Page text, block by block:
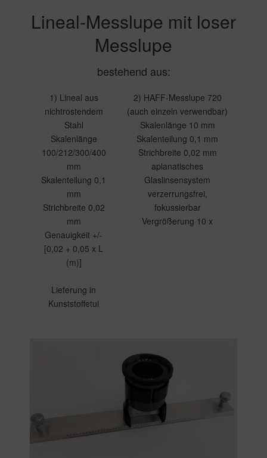
Lineal-Messlupe mit loser
Messlupe
bestehend aus:
1) Lineal aus
nichtrostendem
Stahl
Skalenlänge
100/212/300/400
mm
Skalenteilung 0,1
mm
Strichbreite 0,02
mm
Genauigkeit +/-
[0,02 + 0,05 x L
(m)]
Lieferung in
Kunststoffetui
2) HAFF-Messlupe 720
(auch einzeln verwendbar)
Skalenlänge 10 mm
Skalenteilung 0,1 mm
Strichbreite 0,02 mm
aplanatisches
Glaslinsensystem
verzerrungsfrei,
fokussierbar
Vergrößerung 10 x